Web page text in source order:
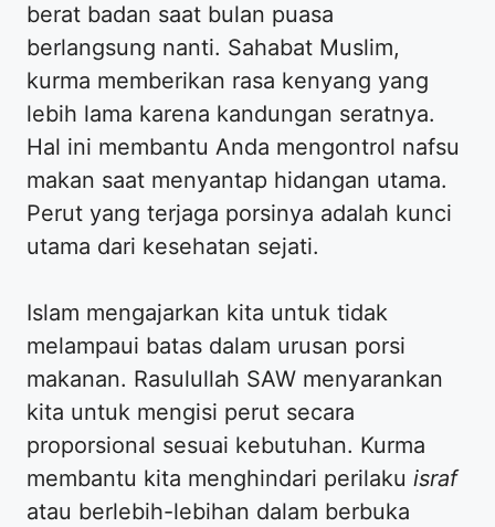
berat badan saat bulan puasa
berlangsung nanti. Sahabat Muslim,
kurma memberikan rasa kenyang yang
lebih lama karena kandungan seratnya.
Hal ini membantu Anda mengontrol nafsu
makan saat menyantap hidangan utama.
Perut yang terjaga porsinya adalah kunci
utama dari kesehatan sejati.
Islam mengajarkan kita untuk tidak
melampaui batas dalam urusan porsi
makanan. Rasulullah SAW menyarankan
kita untuk mengisi perut secara
proporsional sesuai kebutuhan. Kurma
membantu kita menghindari perilaku israf
atau berlebih-lebihan dalam berbuka